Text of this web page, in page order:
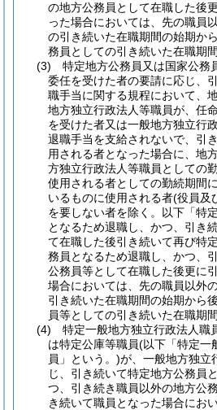
の地方公務員として在職した後
った場合においては、先の職員
の引き続いた在職期間の始期か
務員としての引き続いた在職期
(3)
特定地方公務員又は国家公務
委任を受けた者の要請に応じ、
職手当に関する規程において、
地方独立行政法人等職員が、任
を受けた者又は一般地方独立行
退職手当を支給されないで、引
用される者となった場合に、地
方独立行政法人等職員としての
使用される者としての勤続期間
いるものに使用される者(役員及
を要しない者を除く。以下「特
となるため退職し、かつ、引き
て在職した後引き続いて再び特
務員となるため退職し、かつ、
公務員等として在職した後更に
場合においては、先の職員以外
引き続いた在職期間の始期から
員等としての引き続いた在職期
(4)
特定一般地方独立行政法人職
は特定公庫等職員(以下「特定一
員」という。)が、一般地方独立
じ、引き続いて特定地方公務員
つ、引き続き職員以外の地方公
き続いて職員となった場合にお